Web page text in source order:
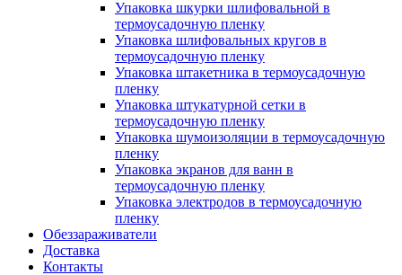
Упаковка шкурки шлифовальной в
термоусадочную пленку
Упаковка шлифовальных кругов в
термоусадочную пленку
Упаковка штакетника в термоусадочную
пленку
Упаковка штукатурной сетки в
термоусадочную пленку
Упаковка шумоизоляции в термоусадочную
пленку
Упаковка экранов для ванн в
термоусадочную пленку
Упаковка электродов в термоусадочную
пленку
Обеззараживатели
Доставка
Контакты